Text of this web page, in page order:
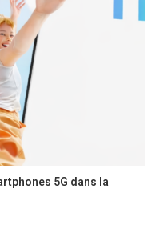
5G dans la